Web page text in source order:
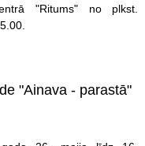
"Ritums" no plkst.
"Ainava - parastā"